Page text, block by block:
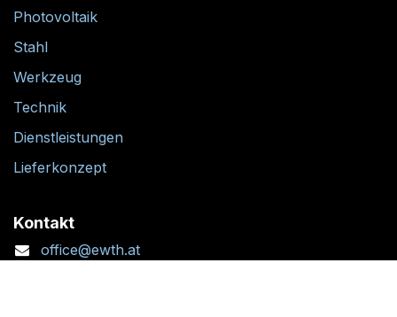
Photovoltaik
Stahl
Werkzeug
Technik
Dienstleistungen
Lieferkonzept
Kontakt
office@ewth.at